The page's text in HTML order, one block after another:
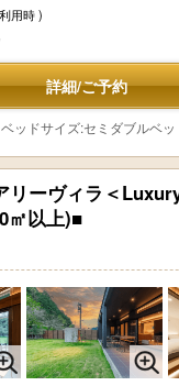
用時 )
詳細/ご予約
ベッドサイズ:セミダブルベ
リーヴィラ＜
㎡以上)■